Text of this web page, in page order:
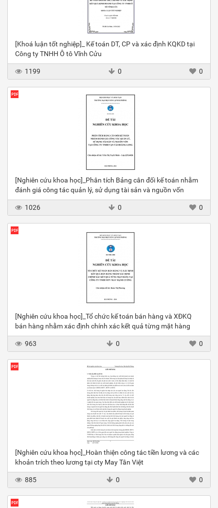
[Khoá luận tốt nghiệp]_ Kế toán DT, CP và xác định KQKD tại
Công ty TNHH Ô tô Vĩnh Cửu
1199 0 0
[Nghiên cứu khoa học]_Phân tích Bảng cân đối kế toán nhằm
đánh giá công tác quản lý, sử dụng tài sản và nguồn vốn
1026 0 0
[Nghiên cứu khoa học]_Tổ chức kế toán bán hàng và XĐKQ
bán hàng nhằm xác định chính xác kết quả từng mặt hàng
963 0 0
[Nghiên cứu khoa học]_Hoàn thiện công tác tiền lương và các
khoản trích theo lương tại cty May Tân Việt
885 0 0